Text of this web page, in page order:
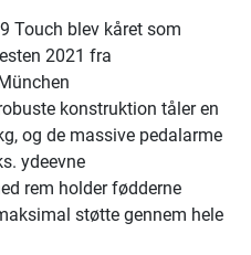
Touch blev kåret som
2021 fra
konstruktion tåler en
og de massive pedalarme
ydeevne
rem holder fødderne
støtte gennem hele